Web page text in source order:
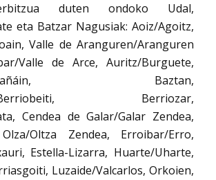
duten ondoko Udal,
eta Batzar Nagusiak: Aoiz/Agoitz,
Valle de Aranguren/Aranguren
Valle de Arce, Auritz/Burguete,
Barañáin, Baztan,
Berriobeiti, Berriozar,
Cendea de Galar/Galar Zendea,
Oltza Zendea, Erroibar/Erro,
Estella-Lizarra, Huarte/Uharte,
Luzaide/Valcarlos, Orkoien,